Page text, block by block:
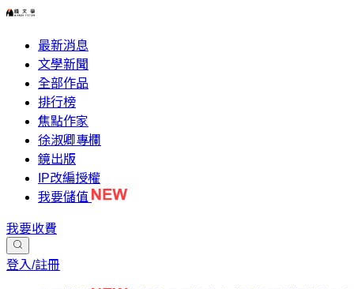
最新消息
文學新聞
全部作品
排行榜
焦點作家
徐淑卿專欄
鏡出版
IP改編授權
我要儲值
我要收費
登入/註冊